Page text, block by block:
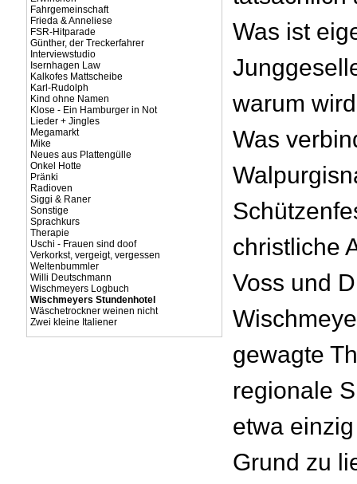
Fahrgemeinschaft
Frieda & Anneliese
FSR-Hitparade
Günther, der Treckerfahrer
Interviewstudio
Isernhagen Law
Kalkofes Mattscheibe
Karl-Rudolph
Kind ohne Namen
Klose - Ein Hamburger in Not
Lieder + Jingles
Megamarkt
Mike
Neues aus Plattengülle
Onkel Hotte
Pränki
Radioven
Siggi & Raner
Sonstige
Sprachkurs
Therapie
Uschi - Frauen sind doof
Verkorkst, vergeigt, vergessen
Weltenbummler
Willi Deutschmann
Wischmeyers Logbuch
Wischmeyers Stundenhotel
Wäschetrockner weinen nicht
Zwei kleine Italiener
Was ist
warum
Was
christliche
Voss und
gewagte
regionale
etwa
Grund zu